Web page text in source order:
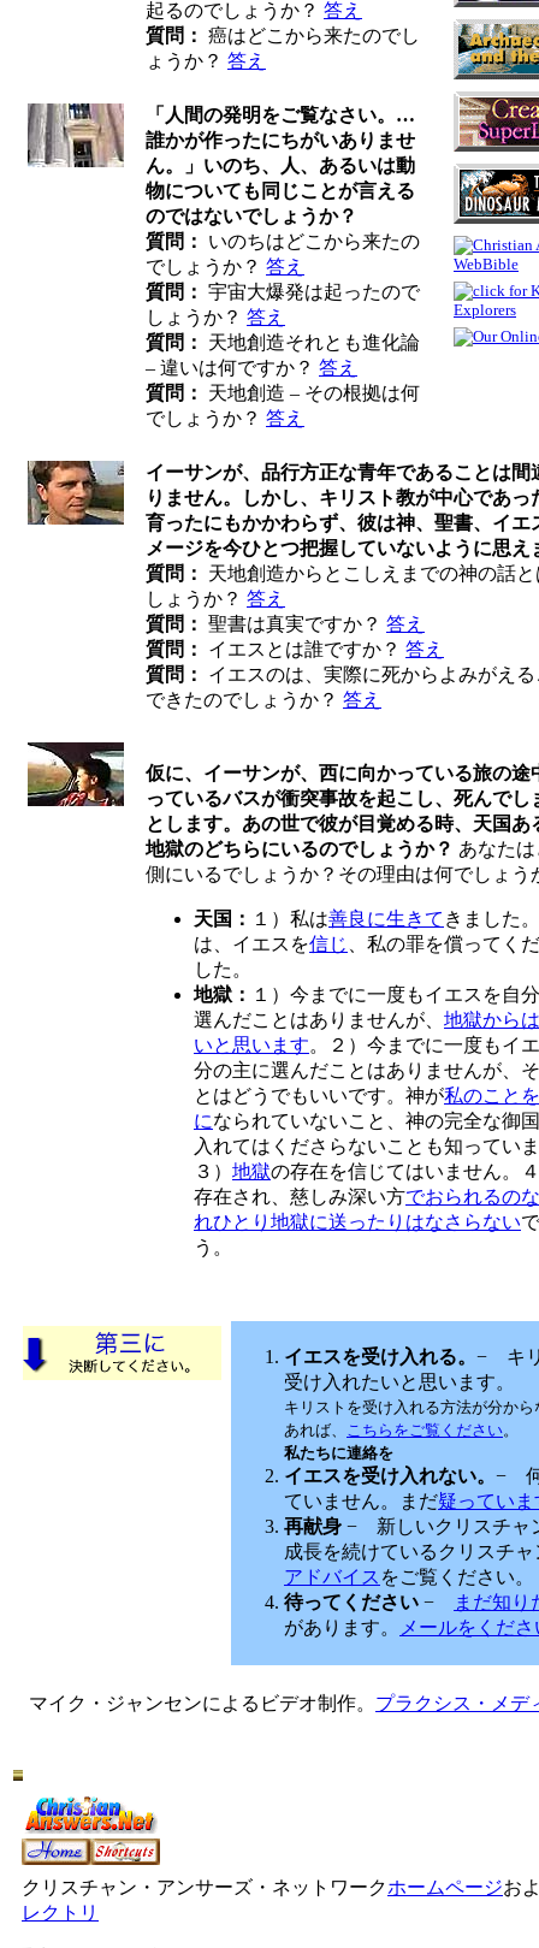
起るのでしょうか？ 答え
質問： 癌はどこから来たのでし
ょうか？ 答え
「人間の発明をご覧なさい。…
誰かが作ったにちがいありませ
ん。」いのち、人、あるいは動
物についても同じことが言える
のではないでしょうか？
質問：
いのちはどこから来たの
でしょうか？ 答え
質問： 宇宙大爆発は起ったので
しょうか？ 答え
質問：
天地創造それとも進化論
– 違いは何ですか？ 答え
質問：
天地創造 – その根拠は何
でしょうか？ 答え
イーサンが、品行方正な青年であることは間
りません。しかし、キリスト教が中心であっ
育ったにもかかわらず、彼は神、聖書、イエ
メージを今ひとつ把握していないように思え
質問：
天地創造からとこしえまでの神の話
しょうか？ 答え
質問： 聖書は真実ですか？ 答え
質問：
イエスとは誰ですか？ 答え
質問：
イエスのは、実際に死からよみがえ
できたのでしょうか？ 答え
仮に、イーサンが、西に向かっている旅の途
っているバスが衝突事故を起こし、死んでし
とします。あの世で彼が目覚める時、天国あ
地獄のどちらにいるのでしょうか？ あなた
側にいるでしょうか？その理由は何でしょう
天国： １）私は善良に生きて きました
は、イエスを信じ
、私の罪を償ってく
した。
地獄： １）今までに一度もイエスを自
選んだことはありませんが、 地獄から
いと思います。２）今までに一度もイ
分の主に選んだことはありませんが、
とはどうでもいいです。神が私のこと
になられていないこと、神の完全な御
入れてはくださらないことも知ってい
３） 地獄の存在を信じてはいません。
存在され、慈しみ深い方でおられるの
れひとり地獄に送ったりはなさらない
う。
イエスを受け入れる。 − キ
受け入れたいと思います。
キリストを受け入れる方法が分から
あれば、 こちらをご覧ください。
私たちに連絡を
イエスを受け入れない。 −
ていません。まだ疑っていま
再献身 − 新しいクリスチャ
成長を続けているクリスチャ
アドバイス をご覧ください。
待ってください −
まだ知り
があります。
メールをくださ
マイク・ジャンセンによるビデオ制作。 プラクシス・メデ
クリスチャン・アンサーズ・ネットワークホームページお
レクトリ